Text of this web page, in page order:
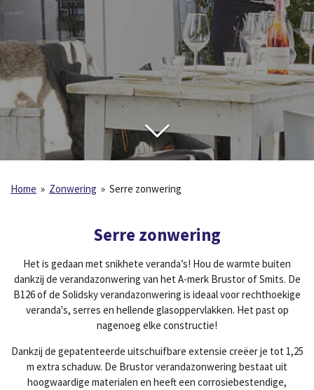
Home » Zonwering » Serre zonwering
Serre zonwering
Het is gedaan met snikhete veranda’s! Hou de warmte buiten
dankzij de verandazonwering van het A-merk Brustor of Smits. De
B126 of de Solidsky verandazonwering is ideaal voor rechthoekige
veranda's, serres en hellende glasoppervlakken. Het past op
nagenoeg elke constructie!
Dankzij de gepatenteerde uitschuifbare extensie creëer je tot 1,25
m extra schaduw. De Brustor verandazonwering bestaat uit
hoogwaardige materialen en heeft een corrosiebestendige,